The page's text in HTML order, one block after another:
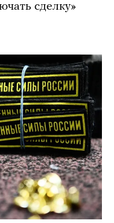
сделку»